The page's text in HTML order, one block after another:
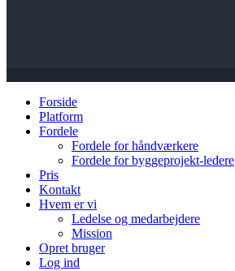
Forside
Platform
Fordele
Fordele for håndværkere
Fordele for byggeprojekt-ledere
Pris
Kontakt
Hvem er vi
Ledelse og medarbejdere
Mission
Opret bruger
Log ind